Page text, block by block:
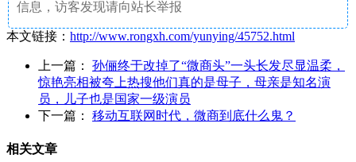
信息，访客发现请向站长举报
本文链接： http://www.rongxh.com/yunying/45752.html
上一篇： 孙俪终于改掉了“微商头”一头长发尽显温柔，
惊艳亮相被夸上热搜他们真的是母子，母亲是知名演
员，儿子也是国家一级演员
下一篇： 移动互联网时代，微商到底什么鬼？
相关文章